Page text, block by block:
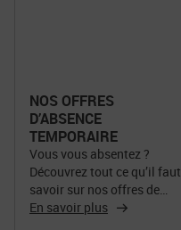
NOS OFFRES
D’ABSENCE
TEMPORAIRE
Vous vous absentez ?
Découvrez tout ce qu’il faut
savoir sur nos offres de
transfert de courrier en cas
En savoir plus